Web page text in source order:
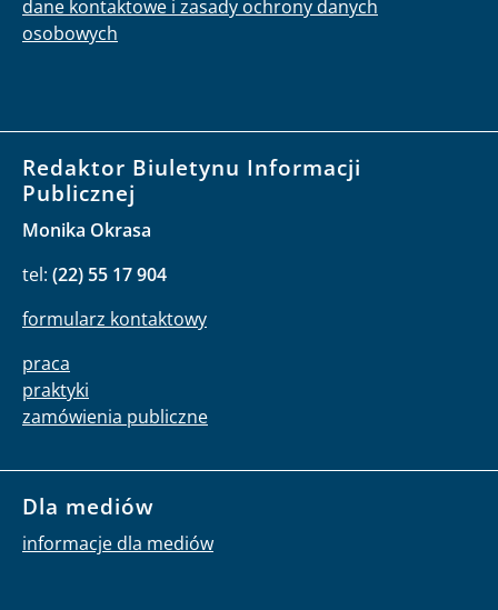
dane kontaktowe i zasady ochrony danych
osobowych
Redaktor Biuletynu Informacji
Publicznej
Monika Okrasa
tel: (22) 55 17 904
formularz kontaktowy
praca
praktyki
zamówienia publiczne
Dla mediów
informacje dla mediów